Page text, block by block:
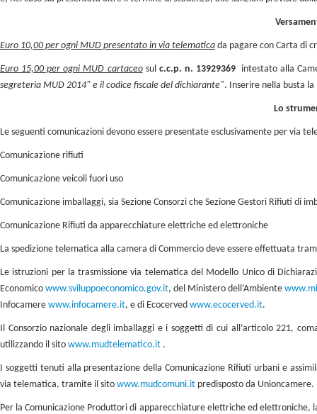
Euro 10,00 per ogni MUD presentato in via telematica da pagare con Carta di
Euro 15,00 per ogni MUD cartaceosul c.c.p. n. 13929369intestato alla
segreteria MUD 2014" e il codice fiscale del dichiarante". Inserire nella busta
Lo
Le seguenti comunicazioni devono essere presentate esclusivamente per via
Comunicazione rifiuti
Comunicazione veicoli fuori uso
Comunicazione imballaggi, sia Sezione Consorzi che Sezione Gestori Rifiuti di
Comunicazione Rifiuti da apparecchiature elettriche ed elettroniche
La spedizione telematica alla camera di Commercio deve essere effettuata
Le istruzioni per la trasmissione via telematica del Modello Unico di
Economico www.sviluppoeconomico.gov.it, del Ministero dell’Ambiente
Infocamere www.infocamere.it, e di Ecocerved www.ecocerved.it.
Il Consorzio nazionale degli imballaggi e i soggetti di cui all’articolo 221,
utilizzando il sito www.mudtelematico.it .
I soggetti tenuti alla presentazione della Comunicazione Rifiuti urbani e
via telematica, tramite il sito www.mudcomuni.it predisposto da Unioncamere.
Per la Comunicazione Produttori di apparecchiature elettriche ed